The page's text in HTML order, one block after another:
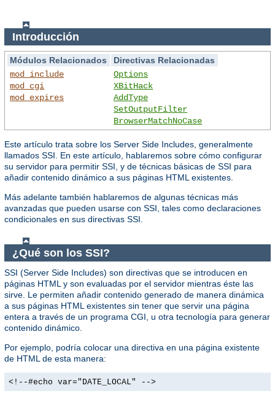
Introducción
Módulos Relacionados
Directivas Relacionadas
mod_include
mod_cgi
mod_expires
Options
XBitHack
AddType
SetOutputFilter
BrowserMatchNoCase
Este artículo trata sobre los Server Side Includes, generalmente
llamados SSI. En este artículo, hablaremos sobre cómo configurar
su servidor para permitir SSI, y de técnicas básicas de SSI para
añadir contenido dinámico a sus páginas HTML existentes.
Más adelante también hablaremos de algunas técnicas más
avanzadas que pueden usarse con SSI, tales como declaraciones
condicionales en sus directivas SSI.
¿Qué son los SSI?
SSI (Server Side Includes) son directivas que se introducen en
páginas HTML y son evaluadas por el servidor mientras éste las
sirve. Le permiten añadir contenido generado de manera dinámica
a sus páginas HTML existentes sin tener que servir una página
entera a través de un programa CGI, u otra tecnología para generar
contenido dinámico.
Por ejemplo, podría colocar una directiva en una página existente
de HTML de esta manera:
<!--#echo var="DATE_LOCAL" -->